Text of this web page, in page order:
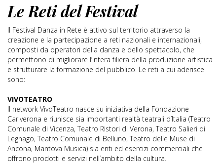
Le Reti del Festival
Il Festival Danza in Rete è attivo sul territorio attraverso la
creazione e la partecipazione a reti nazionali e internazionali,
composti da operatori della danza e dello spettacolo, che
permettono di migliorare l’intera filiera della produzione artistica
e strutturare la formazione del pubblico. Le reti a cui aderisce
sono:
VIVOTEATRO
Il network VivoTeatro nasce su iniziativa della Fondazione
Cariverona e riunisce sia importanti realtà teatrali d’Italia (Teatro
Comunale di Vicenza, Teatro Ristori di Verona, Teatro Salieri di
Legnago, Teatro Comunale di Belluno, Teatro delle Muse di
Ancona, Mantova Musica) sia enti ed esercizi commerciali che
offrono prodotti e servizi nell’ambito della cultura.